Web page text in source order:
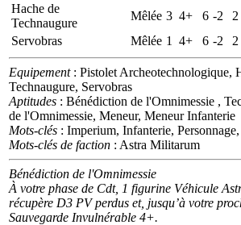
Hache de
Technaugure
Mêlée 3 4+ 6 -2
2
Servobras
Mêlée 1 4+ 6 -2 2
Equipement: Pistolet Archeotechnologique,
Technaugure, Servobras
Aptitudes : Bénédiction de l'Omnimessie ,
de l'Omnimessie, Meneur, Meneur Infanterie
Mots-clés : Imperium, Infanterie,
Mots-clés de faction : Astra Militarum
Bénédiction de l'Omnimessie
À votre phase de Cdt, 1 figurine Véhicule
récupère D3 PV perdus et, jusqu’à votre
Sauvegarde Invulnérable 4+.